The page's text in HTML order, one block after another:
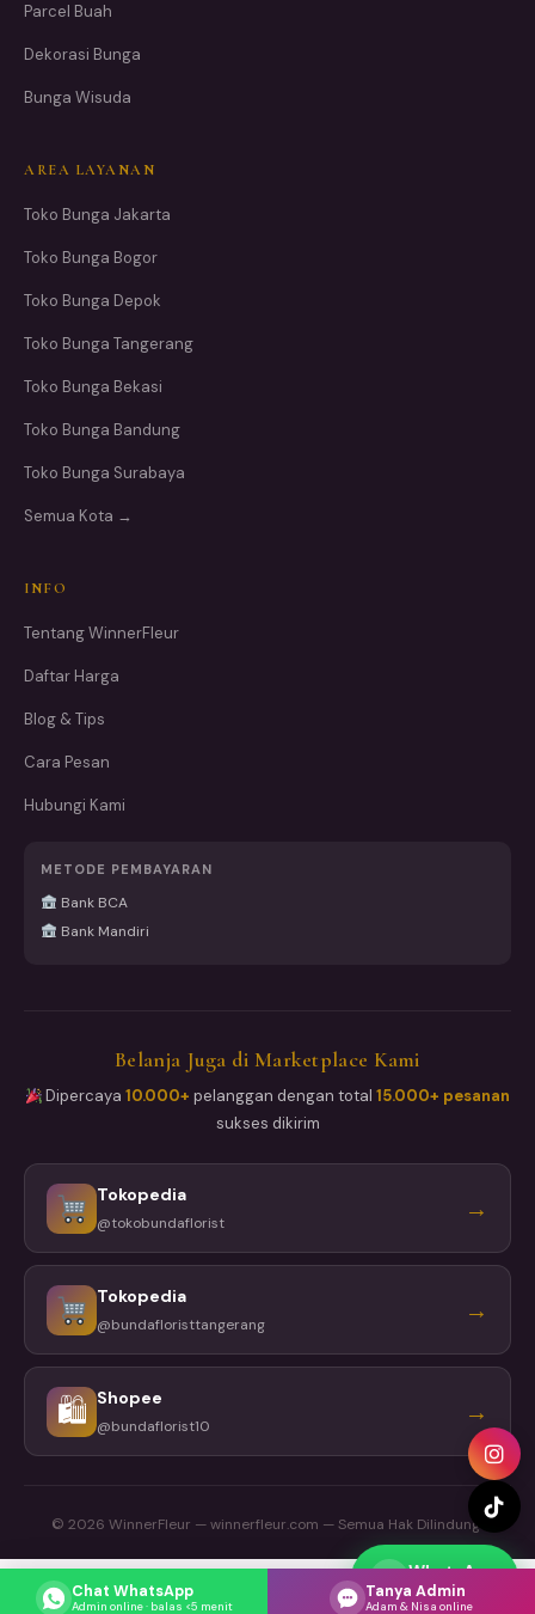
Parcel Buah
Dekorasi Bunga
Bunga Wisuda
AREA LAYANAN
Toko Bunga Jakarta
Toko Bunga Bogor
Toko Bunga Depok
Toko Bunga Tangerang
Toko Bunga Bekasi
Toko Bunga Bandung
Toko Bunga Surabaya
Semua Kota →
INFO
Tentang WinnerFleur
Daftar Harga
Blog & Tips
Cara Pesan
Hubungi Kami
METODE PEMBAYARAN
Bank BCA
Bank Mandiri
Belanja Juga di Marketplace Kami
Dipercaya10.000+ pelanggan dengan total15.000+ pesanan
sukses dikirim
Tokopedia
@tokobundaflorist →
Tokopedia
@bundafloristtangerang →
🛍 Shopee
@bundaflorist10 →
© 2026 WinnerFleur — winnerfleur.com — Semua Hak Dilindungi
WhatsApp
Respons cepat
Chat WhatsApp
Admin online · balas <5 menit
Tanya Admin
Adam & Nisa online